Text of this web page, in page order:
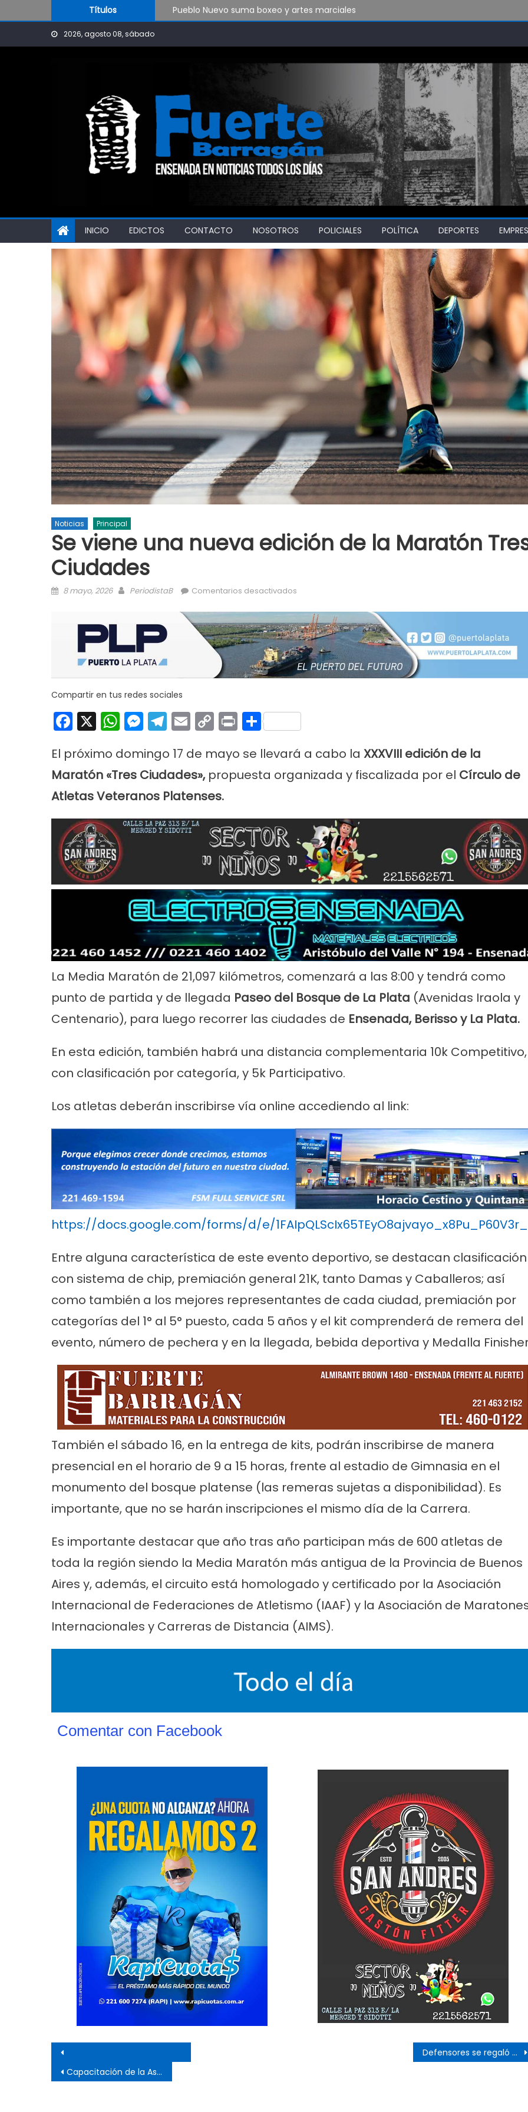
Títulos
Pueblo Nuevo suma boxeo y artes marciales
OPINIÓN: ¿Hasta cuándo vamos a soportar todo esto?
2026, agosto 08, sábado
INICIO EDICTOS CONTACTO NOSOTROS POLICIALES POLÍTICA DEPORTES
Noticias Principal
Se viene una nueva edición de la Maratón
Ciudades
Posted on
8 mayo, 2026 Author
PeriodistaB Comentarios desactivados
Compartir en tus redes sociales
Facebook
X WhatsApp
Messenger
Telegram
EmailCopy
Link
PrintCompartir
El próximo domingo 17 de mayo se llevará a cabo la XXXVIII edición de la
Maratón «Tres Ciudades», propuesta organizada y fiscalizada por el Círculo de
Atletas Veteranos Platenses.
La Media Maratón de 21,097 kilómetros, comenzará a las 8:00 y tendrá como
punto de partida y de llegada Paseo del Bosque de La Plata (Avenidas Iraola y
Centenario), para luego recorrer las ciudades de Ensenada, Berisso y La Plata.
En esta edición, también habrá una distancia complementaria 10k Competitivo,
con clasificación por categoría, y 5k Participativo.
Los atletas deberán inscribirse vía online accediendo al link:
https://docs.google.com/forms/d/e/
Entre alguna característica de este evento deportivo, se destacan clasificación
con sistema de chip, premiación general 21K, tanto Damas y Caballeros; así
como también a los mejores representantes de cada ciudad, premiación por
categorías del 1° al 5° puesto, cada 5 años y el kit comprenderá de remera del
evento, número de pechera y en la llegada, bebida deportiva y Medalla
También el sábado 16, en la entrega de kits, podrán inscribirse de manera
presencial en el horario de 9 a 15 horas, frente al estadio de Gimnasia en el
monumento del bosque platense (las remeras sujetas a disponibilidad). Es
importante, que no se harán inscripciones el mismo día de la Carrera.
Es importante destacar que año tras año participan más de 600 atletas de
toda la región siendo la Media Maratón más antigua de la Provincia de Buenos
Aires y, además, el circuito está homologado y certificado por la Asociación
Internacional de Federaciones de Atletismo (IAAF) y la Asociación de
Internacionales y Carreras de Distancia (AIMS).
Comentar con Facebook
Navegación de entradas
Capacitación de la Asesoría General de Gobierno en el Puerto
Defensores se regaló una victoria en la noche de las luces
Servicios
Trabajos en la red de agua en Villa
Tranquila
Noticias Servicios
Turnos de Farmacias de Agosto
2026 en Ensenada
Empresas Noticias
Por mejoras en el servicio
agua de 11 a 15
«Los Remolinos» revolucionan Punta
Murga los remolinos festeja sus 16
carnaval